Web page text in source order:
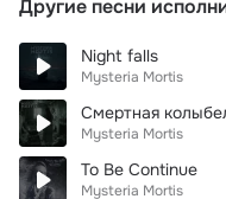
Другие песни
Night falls
Mysteria Mortis
Смертная
Mysteria Mortis
To Be Continue
Mysteria Mortis